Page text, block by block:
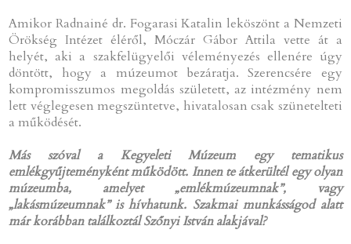
Amikor Radnainé dr. Fogarasi Katalin leköszönt a Nemzeti
Örökség Intézet éléről, Móczár Gábor Attila vette át a
helyét, aki a szakfelügyelői véleményezés ellenére úgy
döntött, hogy a múzeumot bezáratja. Szerencsére egy
kompromisszumos megoldás született, az intézmény nem
lett véglegesen megszüntetve, hivatalosan csak szünetelteti
a működését.
Más szóval a Kegyeleti Múzeum egy tematikus
emlékgyűjteményként működött. Innen te átkerültél egy olyan
múzeumba, amelyet „emlékmúzeumnak”, vagy
„lakásmúzeumnak” is hívhatunk. Szakmai munkásságod alatt
már korábban találkoztál Szőnyi István alakjával?